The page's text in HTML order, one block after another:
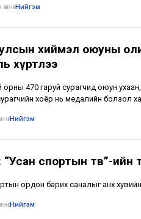
•Нийгэм
хиймэл оюуны
хүртлээ
орны 470 гаруй сурагчид оюун
хоёр нь медалийн болзол
•Нийгэм
спортын төв”-ийн
ордон барих саналыг анх
•Нийгэм